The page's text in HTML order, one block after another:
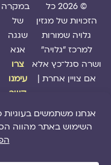
© 2026 כל
הזכויות של מגזין
גלויה שמורות
למרכז "גלויה"
ושרה סגל־כץ אלא
אם צויין אחרת |
במקרה
של
שגגה
אנא
צרו
עימנו
קשר